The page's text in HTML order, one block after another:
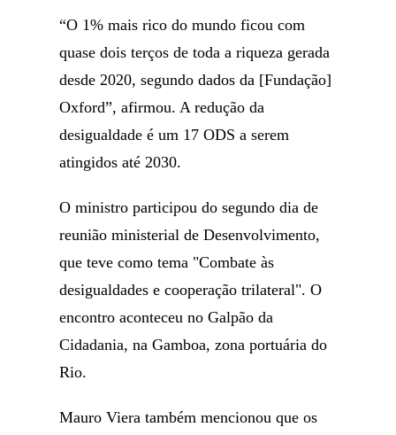
“O 1% mais rico do mundo ficou com
quase dois terços de toda a riqueza gerada
desde 2020, segundo dados da [Fundação]
Oxford”, afirmou. A redução da
desigualdade é um 17 ODS a serem
atingidos até 2030.
O ministro participou do segundo dia de
reunião ministerial de Desenvolvimento,
que teve como tema "Combate às
desigualdades e cooperação trilateral". O
encontro aconteceu no Galpão da
Cidadania, na Gamboa, zona portuária do
Rio.
Mauro Viera também mencionou que os